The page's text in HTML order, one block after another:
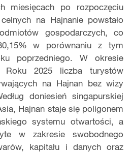
miesięcach po rozpoczęciu
na Hajnanie powstało
gospodarczych, co
w porównaniu z tym
poprzedniego. W okresie
Roku 2025 liczba turystów
na Hajnan bez wizy
doniesień singapurskiej
Hajnan staje się poligonem
systemu otwartości, a
w zakresie swobodnego
kapitału i danych oraz